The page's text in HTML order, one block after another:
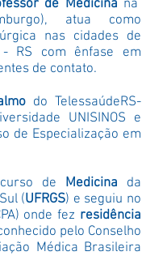
de Medicina na
atua como
nas cidades de
RS com ênfase em
de contato.
do TelessaúdeRS-
UNISINOS e
de Especialização em
de Medicina da
(UFRGS) e seguiu no
onde fez residência
pelo Conselho
Médica Brasileira